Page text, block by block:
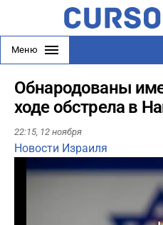
Меню
Обнародованы
ходе обстрела в
22:15, 12 ноября
Новости Израиля